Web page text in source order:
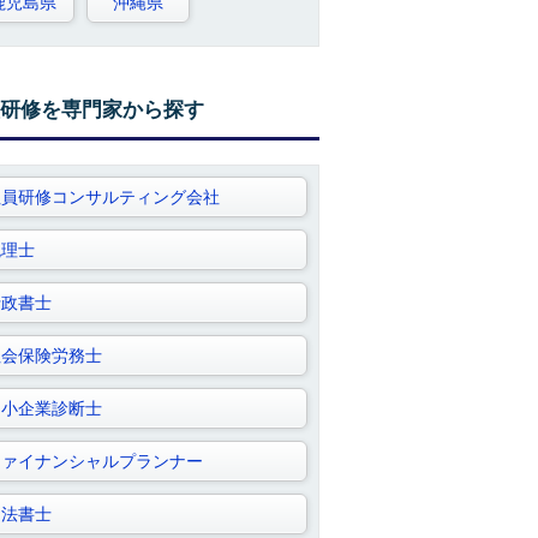
修を専門家から探す
研修コンサルティング会社
士
書士
保険労務士
企業診断士
イナンシャルプランナー
書士